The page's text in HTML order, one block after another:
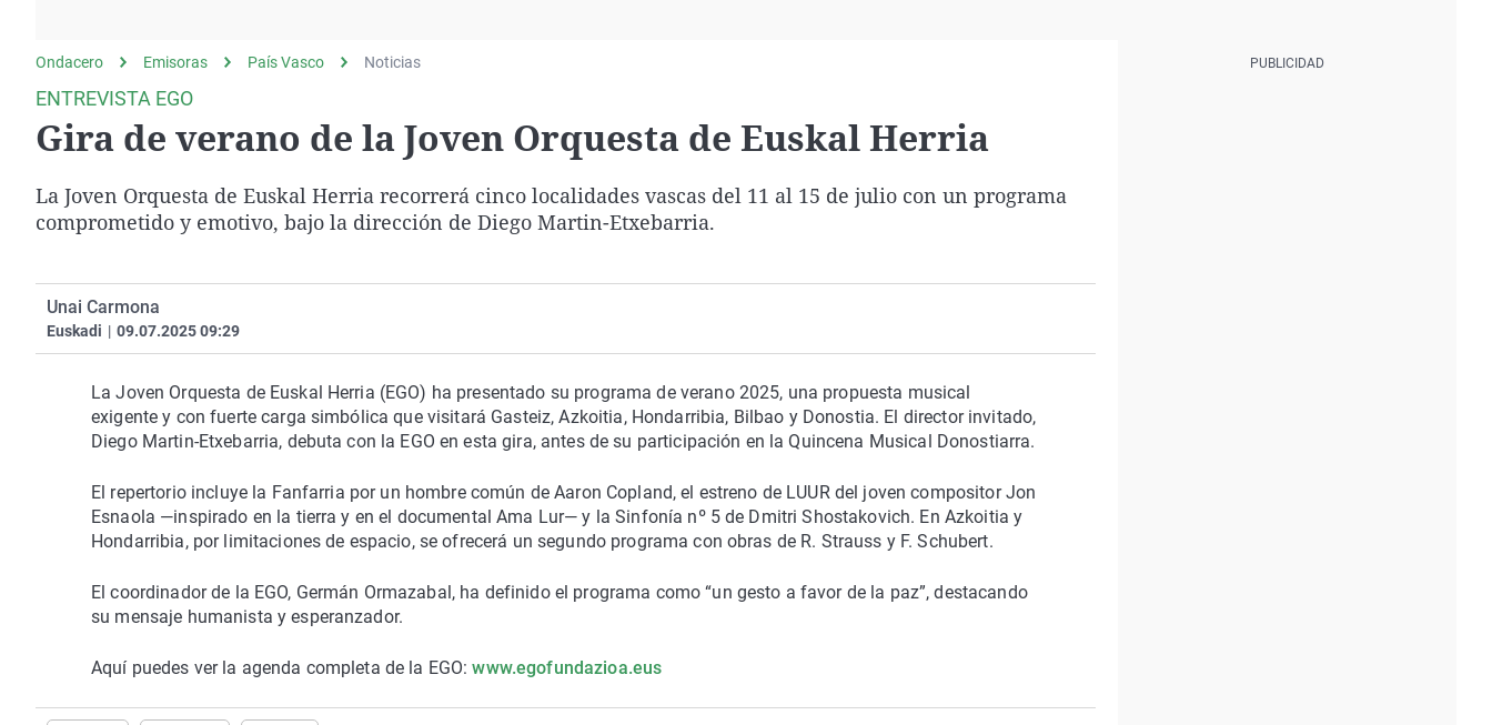
gato
Operación Viuda
Negra
Navarra
País Vasco
Ondacero Emisoras País Vasco Noticias
ENTREVISTA EGO
Gira de verano de la Joven Orquesta de Euskal Herria
La Joven Orquesta de Euskal Herria recorrerá cinco localidades vascas del 11 al 15 de julio con un programa
comprometido y emotivo, bajo la dirección de Diego Martin-Etxebarria.
Unai Carmona
Euskadi | 09.07.2025 09:29
La Joven Orquesta de Euskal Herria (EGO) ha presentado su programa de verano 2025, una propuesta musical
exigente y con fuerte carga simbólica que visitará Gasteiz, Azkoitia, Hondarribia, Bilbao y Donostia. El director invitado,
Diego Martin-Etxebarria, debuta con la EGO en esta gira, antes de su participación en la Quincena Musical Donostiarra.
El repertorio incluye la Fanfarria por un hombre común de Aaron Copland, el estreno de LUUR del joven compositor Jon
Esnaola —inspirado en la tierra y en el documental Ama Lur— y la Sinfonía nº 5 de Dmitri Shostakovich. En Azkoitia y
Hondarribia, por limitaciones de espacio, se ofrecerá un segundo programa con obras de R. Strauss y F. Schubert.
El coordinador de la EGO, Germán Ormazabal, ha definido el programa como “un gesto a favor de la paz”, destacando
su mensaje humanista y esperanzador.
Aquí puedes ver la agenda completa de la EGO:www.egofundazioa.eus